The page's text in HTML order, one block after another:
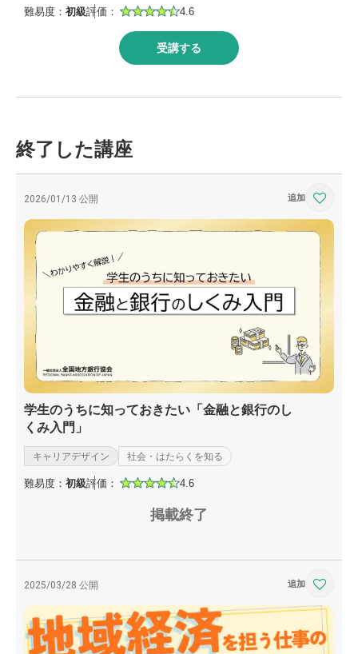
難易度： 初級評価： 4.6
受講する
終了した講座
2026/01/13 公開
学生のうちに知っておきたい「金融と銀行のし
くみ入門」
キャリアデザイン 社会・はたらくを知る
難易度： 初級評価： 4.6
掲載終了
2025/03/28 公開